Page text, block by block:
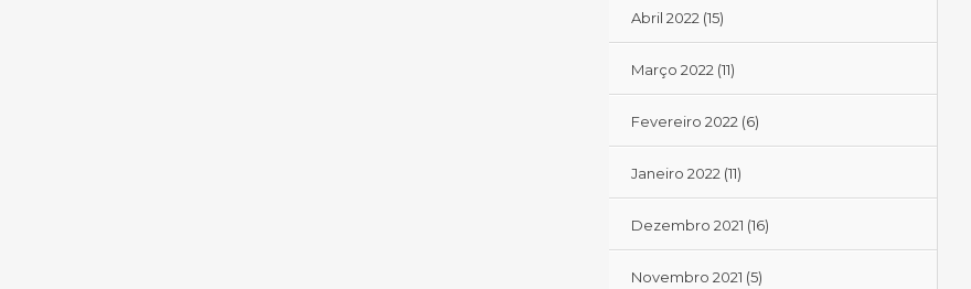
Abril 2022 (15)
Março 2022 (11)
Fevereiro 2022 (6)
Janeiro 2022 (11)
Dezembro 2021 (16)
Novembro 2021 (5)